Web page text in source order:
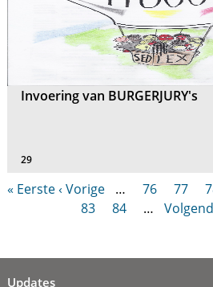
Invoering van BURGERJURY's
29
« Eerste‹ Vorige … 76 77
83
84 …
Updates